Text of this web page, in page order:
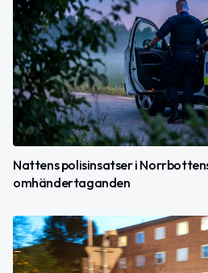
Nattens polisinsatser i
omhändertaganden